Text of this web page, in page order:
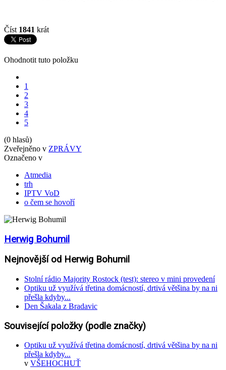
Číst 1841 krát
Ohodnotit tuto položku
1
2
3
4
5
(0 hlasů)
Zveřejněno v ZPRÁVY
Označeno v
Atmedia
trh
IPTV VoD
o čem se hovoří
Herwig Bohumil
Nejnovější od Herwig Bohumil
Stolní rádio Majority Rostock (test): stereo v mini provedení
Optiku už využívá třetina domácností, drtivá většina by na ni
přešla kdyby...
Den Šakala z Bradavic
Související položky (podle značky)
Optiku už využívá třetina domácností, drtivá většina by na ni
přešla kdyby...
v VŠEHOCHUŤ